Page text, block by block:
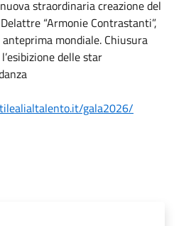
straordinaria creazione del
“Armonie Contrastanti”,
mondiale. Chiusura
delle star
gala2026/